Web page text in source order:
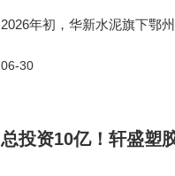
2026年初，华新水泥旗下鄂
伸膜产线，产品兼顾内外市场
06-30
总投资10亿！轩盛塑